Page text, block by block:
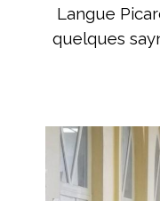
Langue
quelques